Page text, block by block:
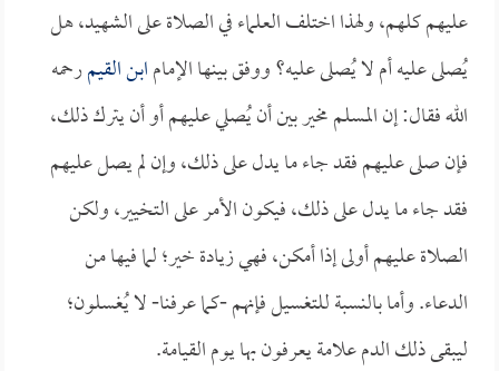
عليهم كلهم، ولهذا اختلف العلماء في الصلاة على الشهيد، هل
يُصلى عليه أم لا يُصلى عليه؟ ووفق بينها الإمامابن القيمرحمه
الله فقال: إن المسلم مخير بين أن يُصلي عليهم أو أن يترك ذلك،
فإن صلى عليهم فقد جاء ما يدل على ذلك، وإن لم يصل عليهم
فقد جاء ما يدل على ذلك، فيكون الأمر على التخيير، ولكن
الصلاة عليهم أولى إذا أمكن، فهي زيادة خير؛ لما فيها من
الدعاء. وأما بالنسبة للتغسيل فإنهم -كما عرفنا- لا يُغسلون؛
ليبقى ذلك الدم علامة يعرفون بها يوم القيامة.